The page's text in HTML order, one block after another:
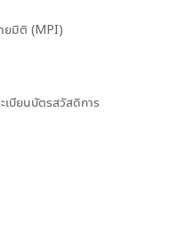
ยมิติ (MPI)
บียนบัตรสวัสดิการ